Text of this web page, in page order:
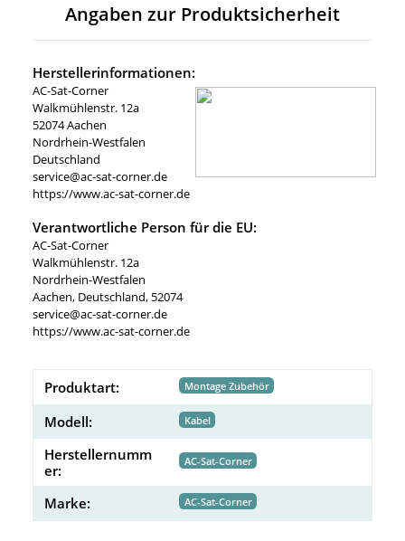
Angaben zur Produktsicherheit
Herstellerinformationen:
AC-Sat-Corner
Walkmühlenstr. 12a
52074 Aachen
Nordrhein-Westfalen
Deutschland
service@ac-sat-corner.de
https://www.ac-sat-corner.de
Verantwortliche Person für die EU:
AC-Sat-Corner
Walkmühlenstr. 12a
Nordrhein-Westfalen
Aachen, Deutschland, 52074
service@ac-sat-corner.de
https://www.ac-sat-corner.de
Produktart: Montage Zubehör
Modell: Kabel
Herstellernumm
er:
AC-Sat-Corner
Marke: AC-Sat-Corner